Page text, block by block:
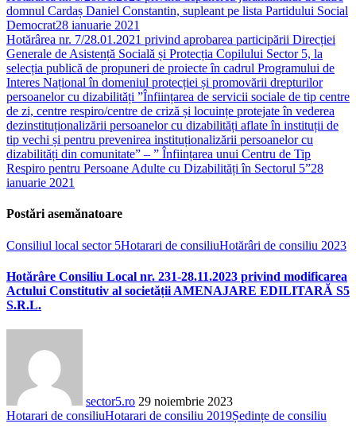
domnul Cardaș Daniel Constantin, supleant pe lista Partidului Social
Democrat28 ianuarie 2021
Hotărârea nr. 7/28.01.2021 privind aprobarea participării Direcției
Generale de Asistență Socială și Protecția Copilului Sector 5, la
selecția publică de propuneri de proiecte în cadrul Programului de
Interes Național în domeniul protecției și promovării drepturilor
persoanelor cu dizabilități ”Înființarea de servicii sociale de tip centre
de zi, centre respiro/centre de criză și locuințe protejate în vederea
dezinstituționalizării persoanelor cu dizabilități aflate în instituții de
tip vechi și pentru prevenirea instituționalizării persoanelor cu
dizabilități din comunitate” – ” Înființarea unui Centru de Tip
Respiro pentru Persoane Adulte cu Dizabilități în Sectorul 5”28
ianuarie 2021
Postări asemănatoare
Consiliul local sector 5Hotarari de consiliuHotărâri de consiliu 2023
Hotărâre Consiliu Local nr. 231-28.11.2023 privind modificarea
Actului Constitutiv al societății AMENAJARE EDILITARĂ S5
S.R.L.
sector5.ro 29 noiembrie 2023
Hotarari de consiliuHotarari de consiliu 2019Ședințe de consiliu